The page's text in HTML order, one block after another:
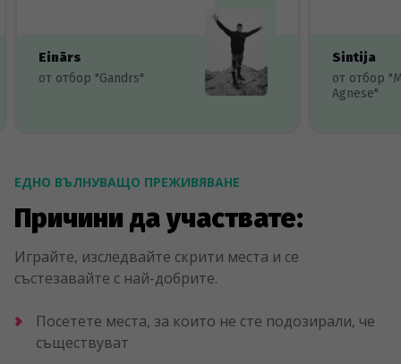
Einārs
от отбор "Gandrs"
Sintija
от отбор
Agnese"
ЕДНО ВЪЛНУВАЩО ПРЕЖИВЯВАНЕ
Причини да участвате:
Играйте, изследвайте скрити места и се
състезавайте с най-добрите.
Посетете места, за които не сте подозирали, че
съществуват